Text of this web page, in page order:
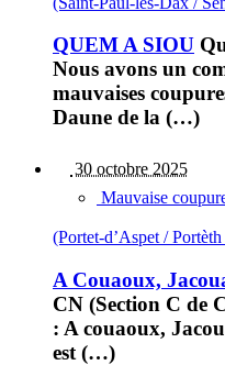
QUEM A SIOU
Nous avons un
mauvaises
Daune de la (…)
30 octobre 2025
Mauvaise
(Portet-d’Aspet /
A Couaoux,
CN (Section C de
: A couaoux,
est (…)